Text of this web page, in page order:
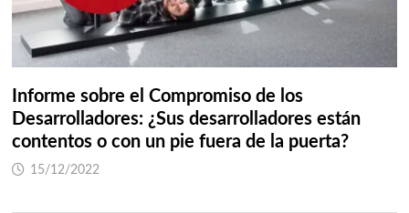
Informe sobre el Compromiso de los
Desarrolladores: ¿Sus desarrolladores están
contentos o con un pie fuera de la puerta?
15/12/2022